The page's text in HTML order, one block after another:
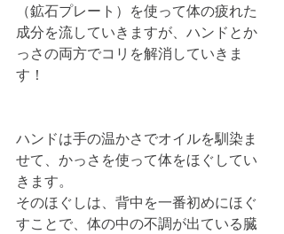
（鉱石プレート）を使って体の疲れた
成分を流していきますが、ハンドとか
っさの両方でコリを解消していきま
す！
ハンドは手の温かさでオイルを馴染ま
せて、かっさを使って体をほぐしてい
きます。
そのほぐしは、背中を一番初めにほぐ
すことで、体の中の不調が出ている臓